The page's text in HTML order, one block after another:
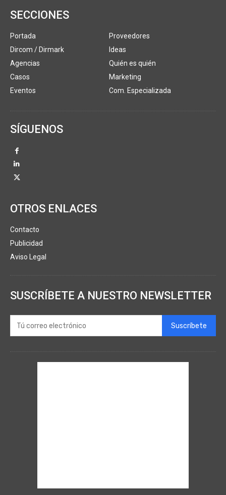
SECCIONES
Portada
Dircom / Dirmark
Agencias
Casos
Eventos
Proveedores
Ideas
Quién es quién
Marketing
Com. Especializada
SÍGUENOS
OTROS ENLACES
Contacto
Publicidad
Aviso Legal
SUSCRÍBETE A NUESTRO NEWSLETTER
Suscríbete